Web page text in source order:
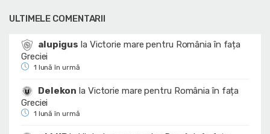
ULTIMELE COMENTARII
alupigus la Victorie mare pentru România în fața
Greciei
1 lună în urmă
Delekon la Victorie mare pentru România în fața
Greciei
1 lună în urmă